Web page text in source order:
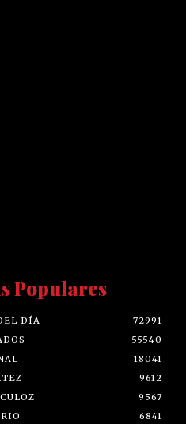
Populares
DÍA
72991
55540
18041
9612
9567
6841